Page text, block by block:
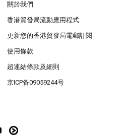
關於我們
香港貿發局流動應用程式
更新您的香港貿發局電郵訂閱
使用條款
超連結條款及細則
京ICP备09059244号